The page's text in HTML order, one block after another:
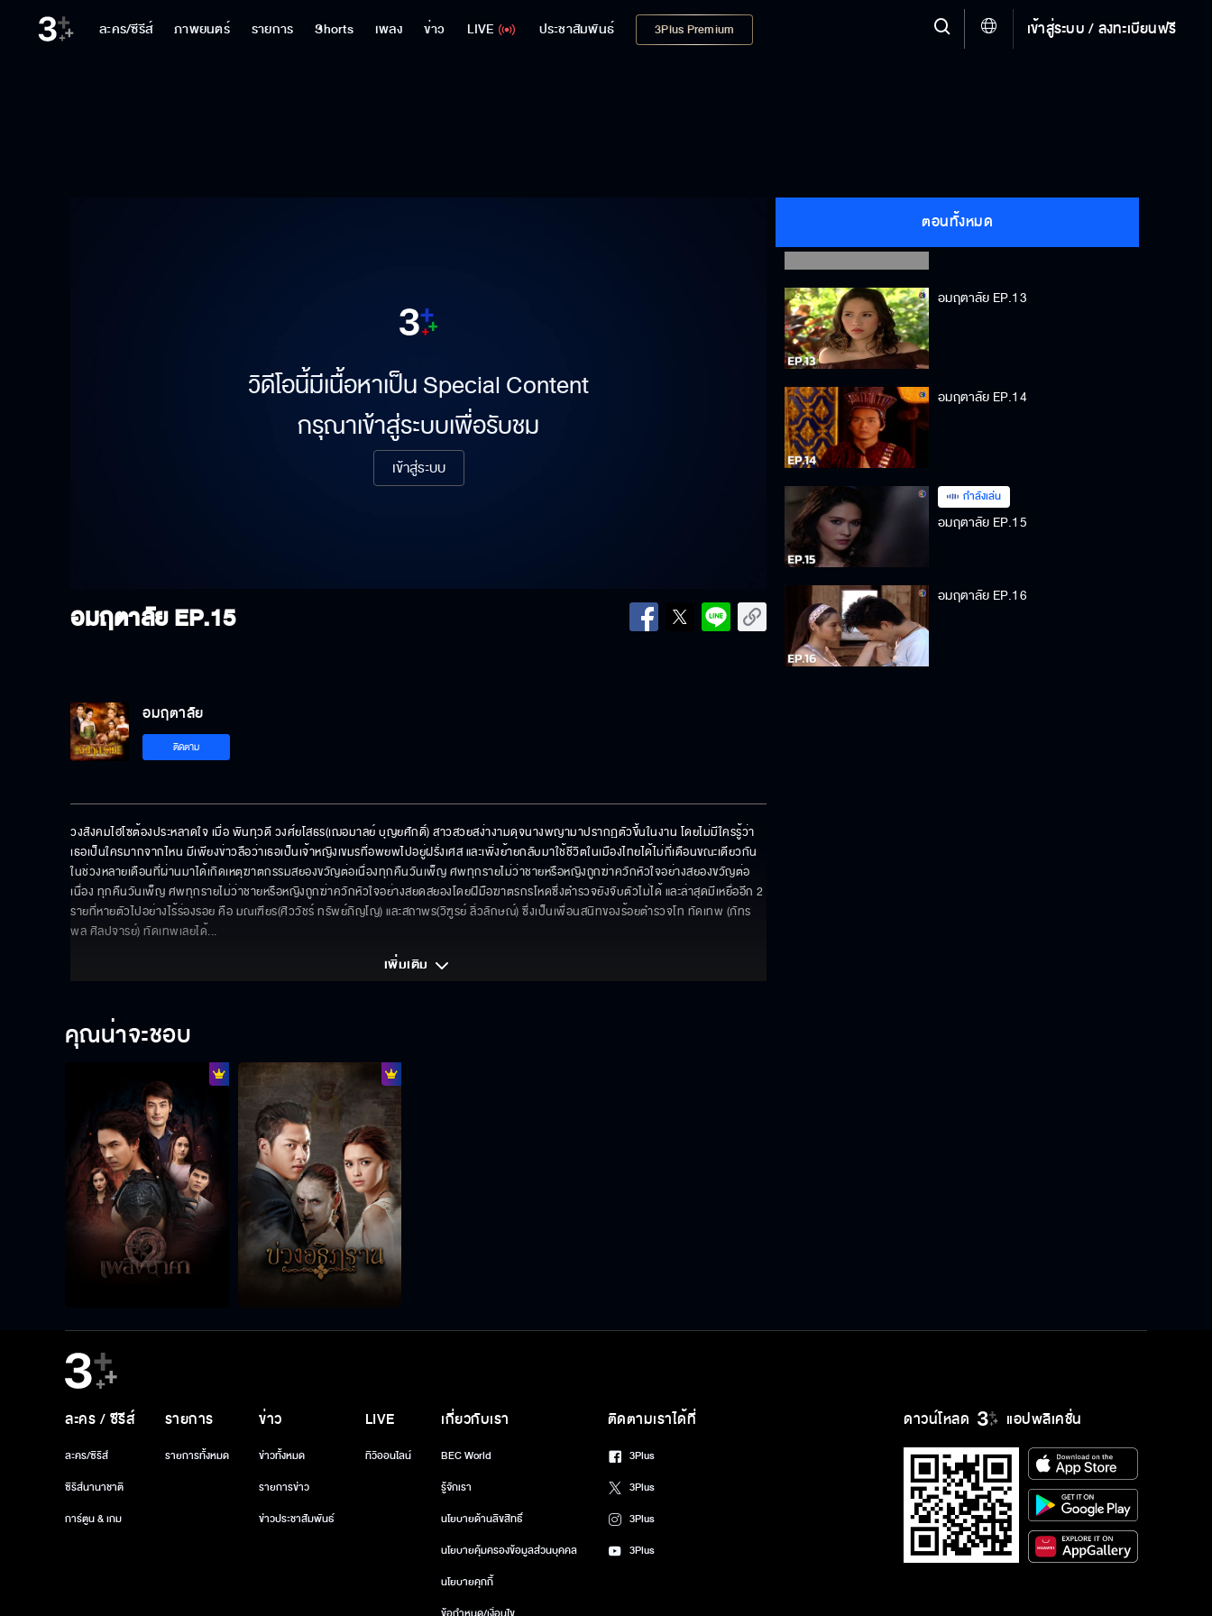
ละคร/ซีรีส์ ภาพยนตร์ รายการ Shorts เพลง ข่าว LIVE ประชาสัมพันธ์ 3Plus Premium เข้าสู่ระบบ / ลงทะเบียนฟรี
วิดีโอนี้มีเนื้อหาเป็น Special Content
กรุณาเข้าสู่ระบบเพื่อรับชม
เข้าสู่ระบบ
อมฤตาลัยEP.15
ตอนทั้งหมด
อมฤตาลัย EP.12
อมฤตาลัย EP.13
อมฤตาลัย EP.14
กำลังเล่น
อมฤตาลัย EP.15
อมฤตาลัย EP.16
อมฤตาลัย
ติดตาม
วงสังคมไฮโซต้องประหลาดใจ เมื่อ พินทุวดี วงศ์ยโสธร(เฌอมาลย์ บุญยศักดิ์) สาวสวยสง่างามดุจนางพญามาปรากฏตัวขึ้นในงาน โดยไม่มีใครรู้ว่า
เธอเป็นใครมากจากไหน มีเพียงข่าวลือว่าเธอเป็นเจ้าหญิงเขมรที่อพยพไปอยู่ฝรั่งเศส และเพิ่งย้ายกลับมาใช้ชีวิตในเมืองไทยได้ไม่กี่เดือนขณะเดียวกัน
ในช่วงหลายเดือนที่ผ่านมาได้เกิดเหตุฆาตกรรมสยองขวัญต่อเนื่องทุกคืนวันเพ็ญ ศพทุกรายไม่ว่าชายหรือหญิงถูกฆ่าควักหัวใจอย่างสยองขวัญต่อ
เนื่อง ทุกคืนวันเพ็ญ ศพทุกรายไม่ว่าชายหรือหญิงถูกฆ่าควักหัวใจอย่างสยดสยองโดยฝีมือฆาตรกรโหดซึ่งตำรวจยังจับตัวไม่ได้ และล่าสุดมีเหยื่ออีก 2
รายที่หายตัวไปอย่างไร้ร่องรอย คือ มณเฑียร(ศิววัชร์ ทรัพย์ภิญโญ) และสถาพร(วิฑูรย์ ลิ่วลักษณ์) ซึ่งเป็นเพื่อนสนิทของร้อยตำรวจโท ทัดเทพ (ภัทร
พล ศิลปจารย์) ทัดเทพเลยได้...
เพิ่มเติม
คุณน่าจะชอบ
ดาวน์โหลด แอปพลิเคชั่น
ละคร / ซีรีส์
ละคร/ซีรีส์
ซีรีส์นานาชาติ
การ์ตูน & เกม
รายการ
รายการทั้งหมด
ข่าว
ข่าวทั้งหมด
รายการข่าว
ข่าวประชาสัมพันธ์
LIVE
ทีวีออนไลน์
เกี่ยวกับเรา
BEC World
รู้จักเรา
นโยบายด้านลิขสิทธิ์
นโยบายคุ้มครองข้อมูลส่วนบุคคล
นโยบายคุกกี้
ติดตามเราได้ที่
3Plus
3Plus
3Plus
3Plus